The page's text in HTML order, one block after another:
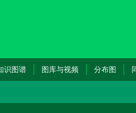
识图谱 图库与视频 分布图